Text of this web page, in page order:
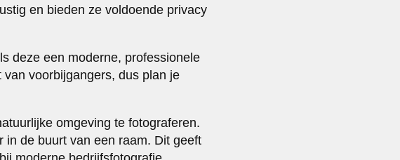
en bieden ze voldoende privacy
deze een moderne, professionele
voorbijgangers, dus plan je
omgeving te fotograferen.
in de buurt van een raam. Dit geeft